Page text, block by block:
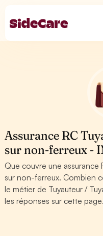
Assurance RC
sur non-ferreux -
Que couvre une assurance
sur non-ferreux. Combien
le métier de Tuyauteur /
les réponses sur cette page.